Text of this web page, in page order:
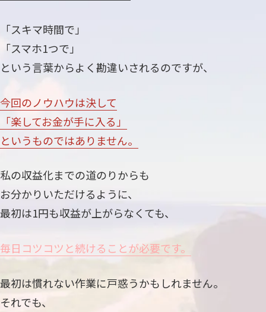
「スキマ時間で」
「スマホ1つで」
という言葉からよく勘違いされるのですが、
今回のノウハウは決して
「楽してお金が手に入る」
というものではありません。
私の収益化までの道のりからも
お分かりいただけるように、
最初は1円も収益が上がらなくても、
毎日コツコツと続けることが必要です。
最初は慣れない作業に戸惑うかもしれません。
それでも、